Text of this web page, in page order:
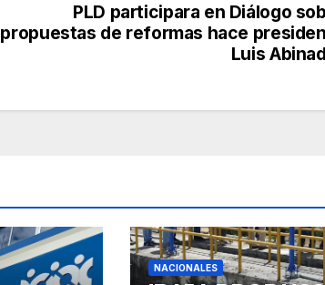
PLD participara en Diálogo
propuestas de reformas hace
Luis
NACIONALES